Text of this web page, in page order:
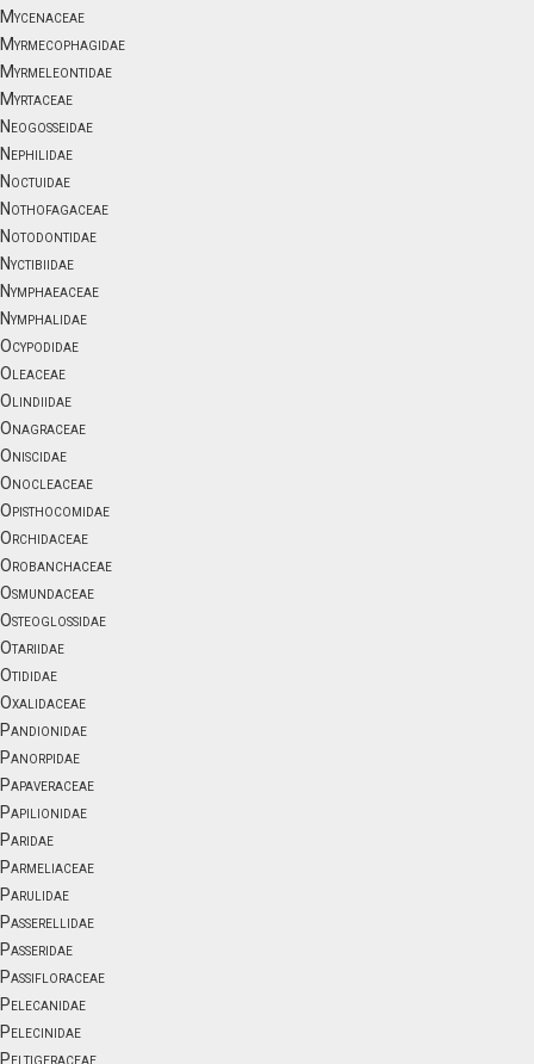
Mycenaceae
Myrmecophagidae
Myrmeleontidae
Myrtaceae
Neogosseidae
Nephilidae
Noctuidae
Nothofagaceae
Notodontidae
Nyctibiidae
Nymphaeaceae
Nymphalidae
Ocypodidae
Oleaceae
Olindiidae
Onagraceae
Oniscidae
Onocleaceae
Opisthocomidae
Orchidaceae
Orobanchaceae
Osmundaceae
Osteoglossidae
Otariidae
Otididae
Oxalidaceae
Pandionidae
Panorpidae
Papaveraceae
Papilionidae
Paridae
Parmeliaceae
Parulidae
Passerellidae
Passeridae
Passifloraceae
Pelecanidae
Pelecinidae
Peltigeraceae